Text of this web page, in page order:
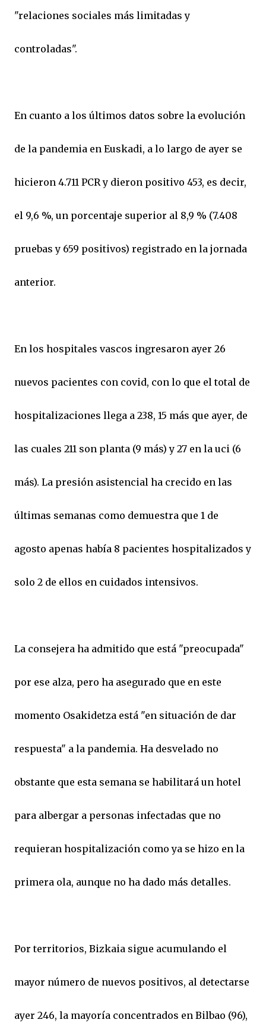
"relaciones sociales más limitadas y
controladas".
En cuanto a los últimos datos sobre la evolución
de la pandemia en Euskadi, a lo largo de ayer se
hicieron 4.711 PCR y dieron positivo 453, es decir,
el 9,6 %, un porcentaje superior al 8,9 % (7.408
pruebas y 659 positivos) registrado en la jornada
anterior.
En los hospitales vascos ingresaron ayer 26
nuevos pacientes con covid, con lo que el total de
hospitalizaciones llega a 238, 15 más que ayer, de
las cuales 211 son planta (9 más) y 27 en la uci (6
más). La presión asistencial ha crecido en las
últimas semanas como demuestra que 1 de
agosto apenas había 8 pacientes hospitalizados y
solo 2 de ellos en cuidados intensivos.
La consejera ha admitido que está "preocupada"
por ese alza, pero ha asegurado que en este
momento Osakidetza está "en situación de dar
respuesta" a la pandemia. Ha desvelado no
obstante que esta semana se habilitará un hotel
para albergar a personas infectadas que no
requieran hospitalización como ya se hizo en la
primera ola, aunque no ha dado más detalles.
Por territorios, Bizkaia sigue acumulando el
mayor número de nuevos positivos, al detectarse
ayer 246, la mayoría concentrados en Bilbao (96),